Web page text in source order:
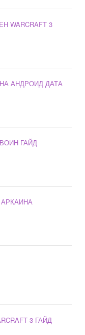
WARCRAFT 3
НА АНДРОИД ДАТА
ВОИН ГАЙД
3 ГАЙД